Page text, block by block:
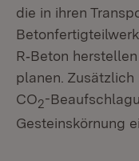
die in ihren
R‑Beton
planen. Zusätzlich
CO2-
Gesteinskörnung